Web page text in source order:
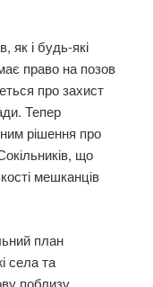
як і будь-які
право на позов
про захист
Тепер
рішення про
що
мешканців
план
села та
поблизу